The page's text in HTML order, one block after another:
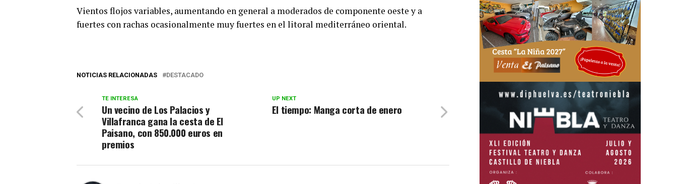
Vientos flojos variables, aumentando en general a moderados de componente oeste y a
fuertes con rachas ocasionalmente muy fuertes en el litoral mediterráneo oriental.
NOTICIAS RELACIONADAS DESTACADO
UP NEXT
El tiempo: Manga corta de enero
TE INTERESA
Un vecino de Los Palacios y
Villafranca gana la cesta de El
Paisano, con 850.000 euros en
premios